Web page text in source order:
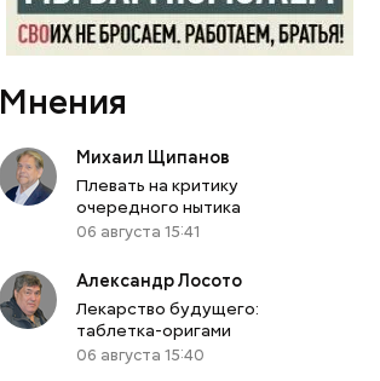
Мнения
Михаил Щипанов
Плевать на критику
очередного нытика
06 августа 15:41
Александр Лосото
Лекарство будущего:
таблетка-оригами
06 августа 15:40